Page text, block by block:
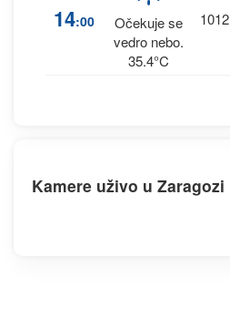
14:00
Očekuje se
vedro nebo.
35.4°C
1012
Kamere uživo u Zaragozi